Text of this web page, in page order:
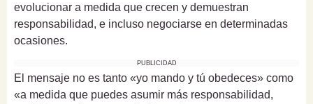
evolucionar a medida que crecen y demuestran
responsabilidad, e incluso negociarse en determinadas
ocasiones.
PUBLICIDAD
El mensaje no es tanto «yo mando y tú obedeces» como
«a medida que puedes asumir más responsabilidad,